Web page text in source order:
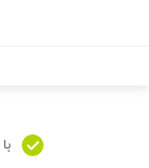
با